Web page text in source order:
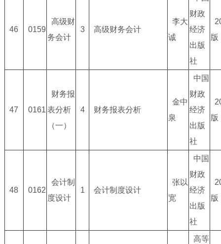
46 0159
高级财
务会计
3 高级财务会计
李大
诚
财政
经济
出版
社
版
47 0161
财务报
表分析
（一）
4 财务报表分析
金中
泉
中国
财政
经济
出版
社
版
48 0162
会计制
度设计
1 会计制度设计
张以
宽
中国
财政
经济
出版
社
版
高等